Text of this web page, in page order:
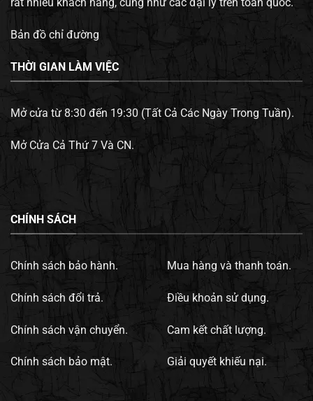
Bản đồ chỉ đường
THỜI GIAN LÀM VIỆC
Mở cửa từ 8:30 đến 19:30 (Tất Cả Các Ngày Trong Tuần).
Mở Cửa Cả Thứ 7 Và CN.
CHÍNH SÁCH
Chính sách bảo hành.
Chính sách đổi trả.
Chính sách vận chuyển.
Chính sách bảo mật.
Mua hàng và thanh toán.
Điều khoản sử dụng.
Cam kết chất lượng.
Giải quyết khiếu nại.